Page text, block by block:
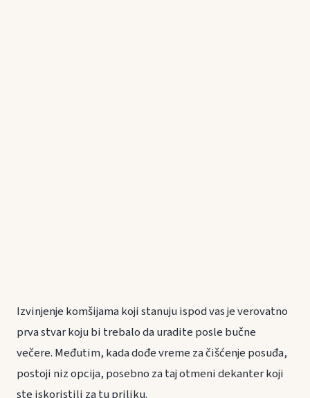
Izvinjenje komšijama koji stanuju ispod vas je verovatno
prva stvar koju bi trebalo da uradite posle bučne
večere. Međutim, kada dođe vreme za čišćenje posuđa,
postoji niz opcija, posebno za taj otmeni dekanter koji
ste iskoristili za tu priliku.